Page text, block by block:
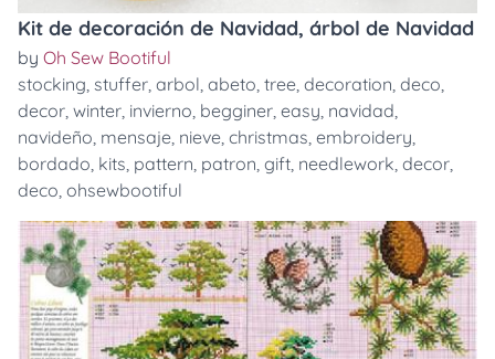
Kit de decoración de Navidad, árbol de Navidad
by Oh Sew Bootiful
stocking, stuffer, arbol, abeto, tree, decoration, deco,
decor, winter, invierno, begginer, easy, navidad,
navideño, mensaje, nieve, christmas, embroidery,
bordado, kits, pattern, patron, gift, needlework, decor,
deco, ohsewbootiful